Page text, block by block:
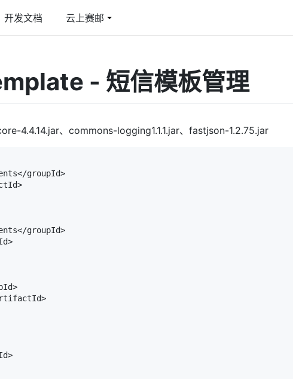
开发文档 云上赛邮
多媒体彩信
图文彩信/视频彩信
语音
语音通知/在线
短信品宣/短信公众号 一键登录/本机
游戏行业解决方案
激活提升玩家活跃度
政府及公共行
高强度/多层级
- 短信模板管理
4.4.14.jar、commons-logging1.1.1.jar、fastjson-1.2.75.jar
groupId>
groupId>